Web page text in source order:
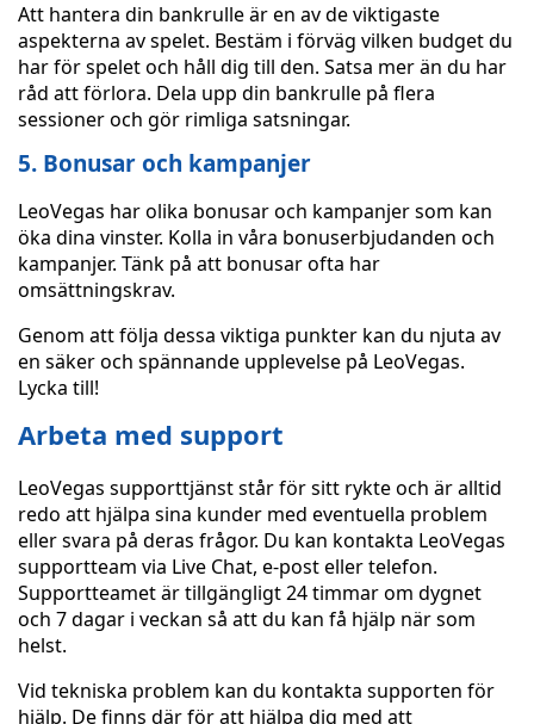
Att hantera din bankrulle är en av de viktigaste
aspekterna av spelet. Bestäm i förväg vilken budget du
har för spelet och håll dig till den. Satsa mer än du har
råd att förlora. Dela upp din bankrulle på flera
sessioner och gör rimliga satsningar.
5. Bonusar och kampanjer
LeoVegas har olika bonusar och kampanjer som kan
öka dina vinster. Kolla in våra bonuserbjudanden och
kampanjer. Tänk på att bonusar ofta har
omsättningskrav.
Genom att följa dessa viktiga punkter kan du njuta av
en säker och spännande upplevelse på LeoVegas.
Lycka till!
Arbeta med support
LeoVegas supporttjänst står för sitt rykte och är alltid
redo att hjälpa sina kunder med eventuella problem
eller svara på deras frågor. Du kan kontakta LeoVegas
supportteam via Live Chat, e-post eller telefon.
Supportteamet är tillgängligt 24 timmar om dygnet
och 7 dagar i veckan så att du kan få hjälp när som
helst.
Vid tekniska problem kan du kontakta supporten för
hjälp. De finns där för att hjälpa dig med att